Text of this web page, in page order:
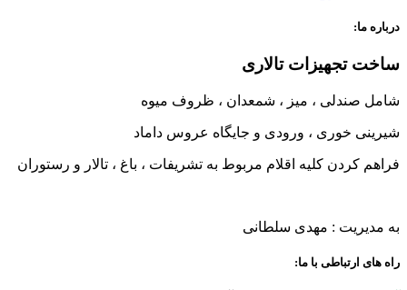
درباره ما:
ساخت تجهیزات تالاری
شامل صندلی ، میز ، شمعدان ، ظروف میوه
شیرینی خوری ، ورودی و جایگاه عروس داماد
فراهم کردن کلیه اقلام مربوط به تشریفات ، باغ ، تالار و رستوران
به مدیریت : مهدی سلطانی
راه های ارتباطی با ما: